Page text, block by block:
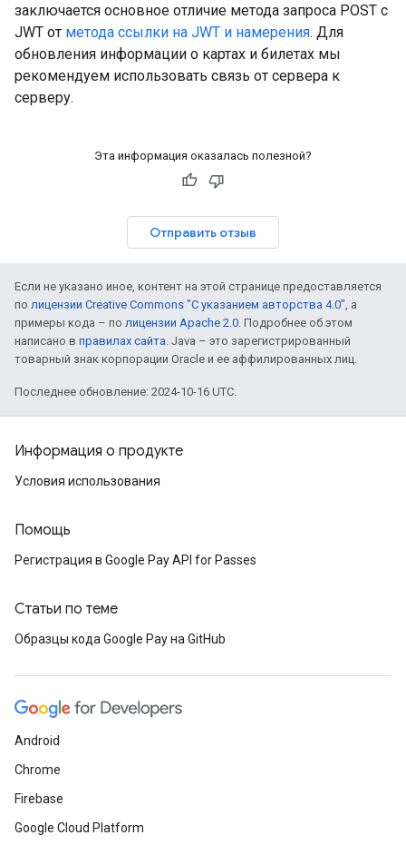
заключается основное отличие метода запроса POST с
JWT от метода ссылки на JWT и намерения. Для
обновления информации о картах и билетах мы
рекомендуем использовать связь от сервера к
серверу.
Эта информация оказалась полезной?
Отправить отзыв
Если не указано иное, контент на этой странице предоставляется
по лицензии Creative Commons "С указанием авторства 4.0", а
примеры кода – по лицензии Apache 2.0. Подробнее об этом
написано в правилах сайта. Java – это зарегистрированный
товарный знак корпорации Oracle и ее аффилированных лиц.
Последнее обновление: 2024-10-16 UTC.
Информация о продукте
Условия использования
Помощь
Регистрация в Google Pay API for Passes
Статьи по теме
Образцы кода Google Pay на GitHub
Android
Chrome
Firebase
Google Cloud Platform